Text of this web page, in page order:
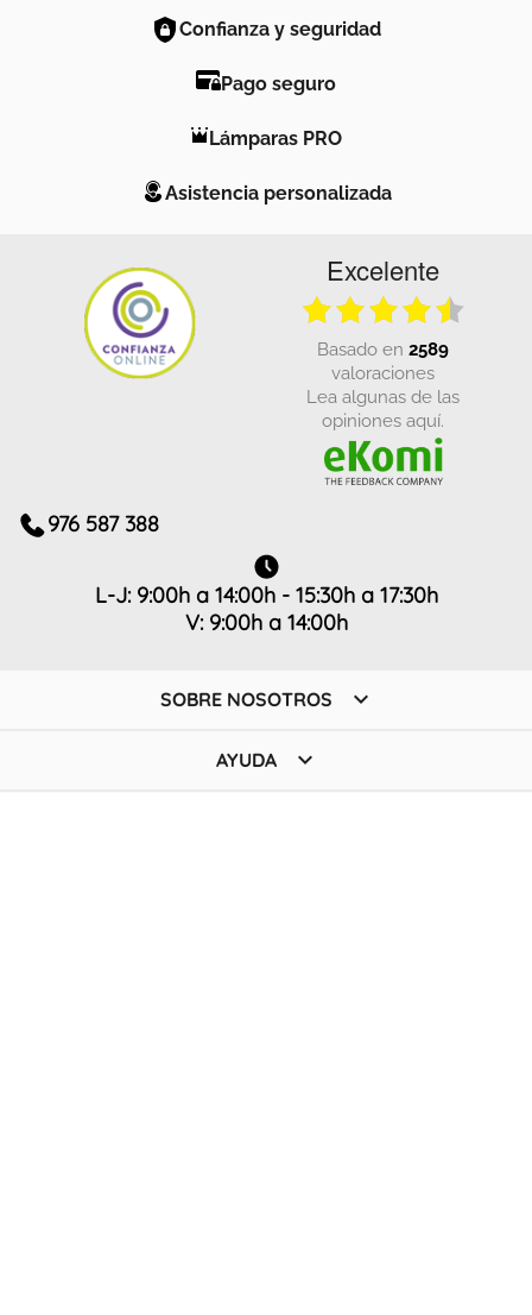
Confianza y seguridad
Pago seguro
Lámparas PRO
Asistencia personalizada
Excelente
basado en 2589
valoraciones
Lea algunas de las
opiniones aquí.
976 587 388
L-J: 9:00h a 14:00h - 15:30h a 17:30h
V: 9:00h a 14:00h
SOBRE NOSOTROS 
AYUDA 